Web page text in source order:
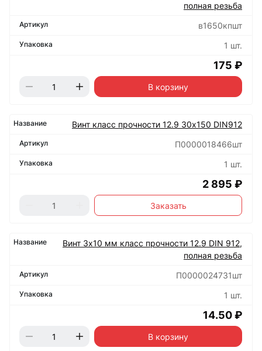
полная резьба
в1650кпшт
1 шт.
175 ₽
В корзину
Винт класс прочности 12.9 30х150 DIN912
П0000018466шт
1 шт.
2 895 ₽
Заказать
Винт 3х10 мм класс прочности 12.9 DIN 912,
полная резьба
П0000024731шт
1 шт.
14.50 ₽
В корзину